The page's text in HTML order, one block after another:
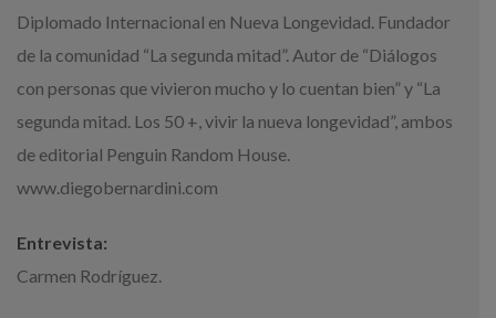
Diplomado Internacional en Nueva Longevidad. Fundador
de la comunidad “La segunda mitad”. Autor de “Diálogos
con personas que vivieron mucho y lo cuentan bien” y “La
segunda mitad. Los 50 +, vivir la nueva longevidad”, ambos
de editorial Penguin Random House.
www.diegobernardini.com
Entrevista:
Carmen Rodríguez.